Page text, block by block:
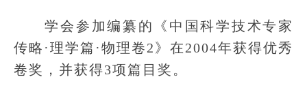
学会参加编纂的《中国科学技术专家
传略·理学篇·物理卷2》在2004年获得优秀
卷奖，并获得3项篇目奖。